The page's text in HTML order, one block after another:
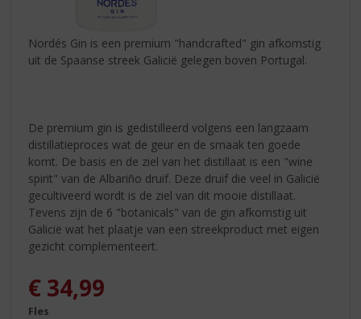
Nordés Gin is een premium "handcrafted" gin afkomstig
uit de Spaanse streek Galicië gelegen boven Portugal.
De premium gin is gedistilleerd volgens een langzaam
distillatieproces wat de geur en de smaak ten goede
komt. De basis en de ziel van het distillaat is een "wine
spirit" van de Albariño druif. Deze druif die veel in Galicië
gecultiveerd wordt is de ziel van dit mooie distillaat.
Tevens zijn de 6 "botanicals" van de gin afkomstig uit
Galicië wat het plaatje van een streekproduct met eigen
gezicht complementeert.
€ 34,99
Fles